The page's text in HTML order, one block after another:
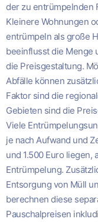
der zu entrümpelnden
Kleinere Wohnungen
entrümpeln als große
beeinflusst die Menge
die Preisgestaltung.
Abfälle können
Faktor sind die
Gebieten sind die
Viele
je nach Aufwand und
und 1.500 Euro liegen,
Entrümpelung.
Entsorgung von Müll
berechnen diese
Pauschalpreisen